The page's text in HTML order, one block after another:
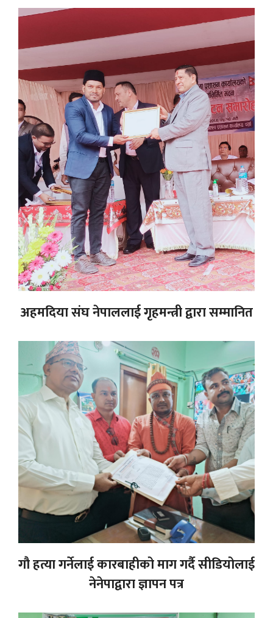
अहमदिया संघ नेपाललाई गृहमन्त्री द्वारा सम्मानित
गौ हत्या गर्नेलाई कारबाहीको माग गर्दै सीडियोलाई
नेनेपाद्वारा ज्ञापन पत्र